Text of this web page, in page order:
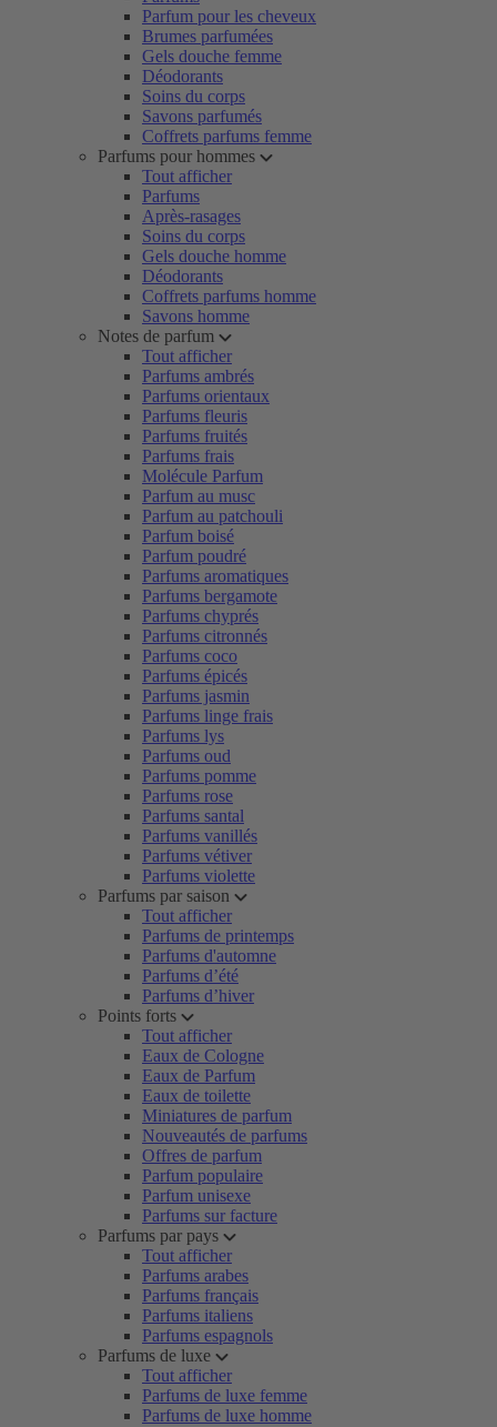
Parfum pour les cheveux
Brumes parfumées
Gels douche femme
Déodorants
Soins du corps
Savons parfumés
Coffrets parfums femme
Parfums pour hommes
Tout afficher
Parfums
Après-rasages
Soins du corps
Gels douche homme
Déodorants
Coffrets parfums homme
Savons homme
Notes de parfum
Tout afficher
Parfums ambrés
Parfums orientaux
Parfums fleuris
Parfums fruités
Parfums frais
Molécule Parfum
Parfum au musc
Parfum au patchouli
Parfum boisé
Parfum poudré
Parfums aromatiques
Parfums bergamote
Parfums chyprés
Parfums citronnés
Parfums coco
Parfums épicés
Parfums jasmin
Parfums linge frais
Parfums lys
Parfums oud
Parfums pomme
Parfums rose
Parfums santal
Parfums vanillés
Parfums vétiver
Parfums violette
Parfums par saison
Tout afficher
Parfums de printemps
Parfums d'automne
Parfums d’été
Parfums d’hiver
Points forts
Tout afficher
Eaux de Cologne
Eaux de Parfum
Eaux de toilette
Miniatures de parfum
Nouveautés de parfums
Offres de parfum
Parfum populaire
Parfum unisexe
Parfums sur facture
Parfums par pays
Tout afficher
Parfums arabes
Parfums français
Parfums italiens
Parfums espagnols
Parfums de luxe
Tout afficher
Parfums de luxe femme
Parfums de luxe homme